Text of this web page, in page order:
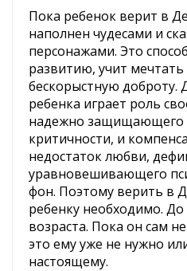
Пока ребенок верит в
наполнен чудесами и
персонажами. Это
развитию, учит
бескорыстную
ребенка играет роль
надежно защищающего
критичности, и
недостаток любви,
уравновешивающего
фон. Поэтому верить в
ребенку необходимо.
возраста. Пока он сам
это ему уже не нужно
настоящему.